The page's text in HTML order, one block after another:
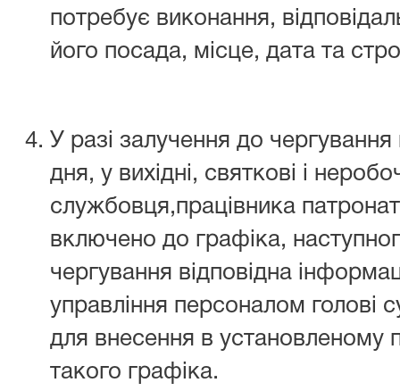
потребує виконання,
його посада, місце, дата та
У разі залучення до чергування
дня, у вихідні, святкові і
службовця,працівника
включено до графіка,
чергування відповідна
управління персоналом голові
для внесення в установленому
такого графіка.